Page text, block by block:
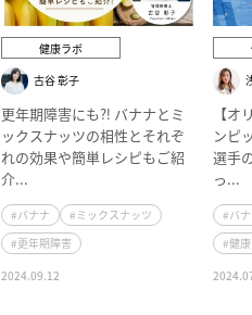
健康ラボ
古谷 彰子
更年期障害にも⁈ バナナとミ
ックスナッツの相性とそれぞ
れの効果や簡単レシピもご紹
介...
#バナナ
#ミックスナッツ
#更年期障害
2024.09.12
【
ンピ
選手
っ...
#バ
#健